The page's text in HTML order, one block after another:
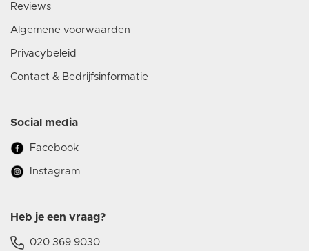
Reviews
Algemene voorwaarden
Privacybeleid
Contact & Bedrijfsinformatie
Social media
Facebook
Instagram
Heb je een vraag?
020 369 9030